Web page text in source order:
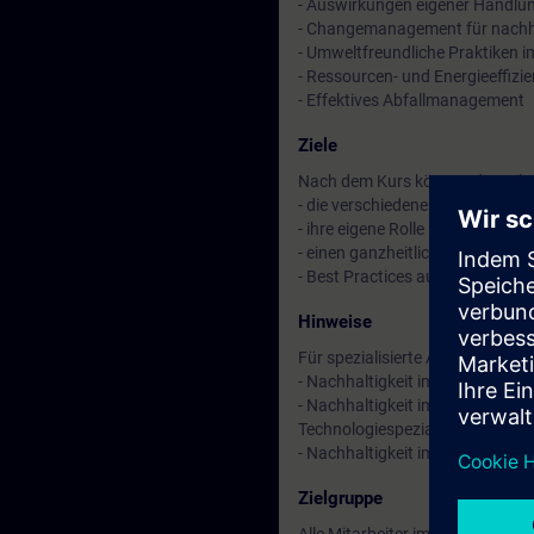
- Auswirkungen eigener
- Changemanagement für
- Umweltfreundliche Praktiken
- Ressourcen- und
- Effektives Abfallmanagement
Ziele
Nach dem Kurs können die
- die verschiedenen Aspekte
- ihre eigene Rolle im Rahmen
- einen ganzheitlichen
- Best Practices aus der
Hinweise
Für spezialisierte
- Nachhaltigkeit im Werk für
- Nachhaltigkeit im Werk für
Technologiespezialisten)
- Nachhaltigkeit im Werk für
Zielgruppe